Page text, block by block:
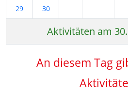
29 30
Aktivitäten am
An diesem Tag